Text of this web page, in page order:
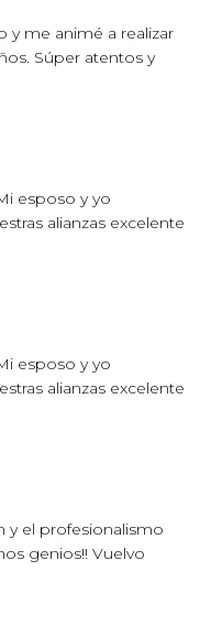
y me animé a realizar
Súper atentos y
esposo y yo
alianzas excelente
esposo y yo
alianzas excelente
y el profesionalismo
genios!! Vuelvo